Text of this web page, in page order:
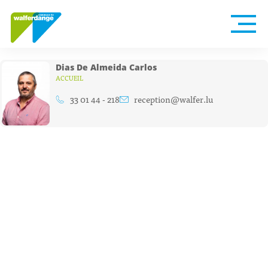
Dias De Almeida Carlos
ACCUEIL
33 01 44 - 218 reception@walfer.lu